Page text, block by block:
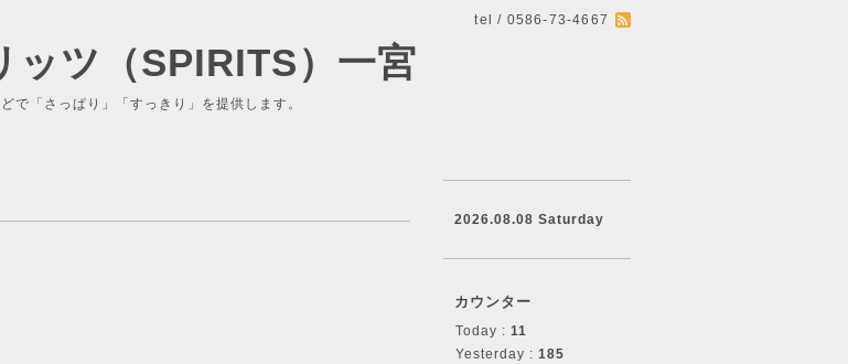
tel / 0586-73-4667
ッツ（SPIRITS）一宮
で「さっぱり」「すっきり」を提供します。
2026.08.08 Saturday
カウンター
Today : 11
Yesterday : 185